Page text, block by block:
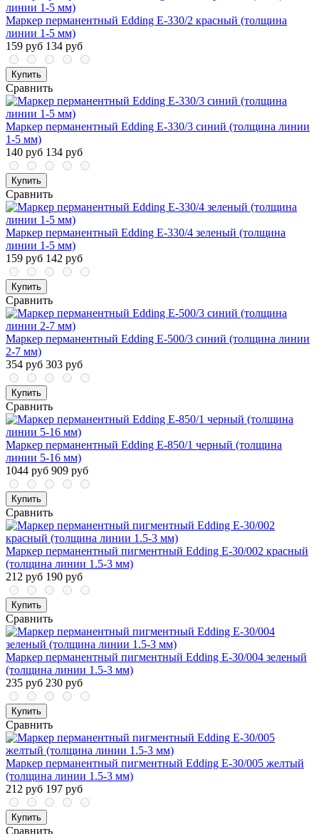
Маркер перманентный Edding E-330/2 красный (толщина
линии 1-5 мм)
159 руб 134 руб
Купить
Сравнить
Маркер перманентный Edding E-330/3 синий (толщина линии
1-5 мм)
140 руб 134 руб
Купить
Сравнить
Маркер перманентный Edding E-330/4 зеленый (толщина
линии 1-5 мм)
159 руб 142 руб
Купить
Сравнить
Маркер перманентный Edding E-500/3 синий (толщина линии
2-7 мм)
354 руб 303 руб
Купить
Сравнить
Маркер перманентный Edding E-850/1 черный (толщина
линии 5-16 мм)
1044 руб 909 руб
Купить
Сравнить
Маркер перманентный пигментный Edding E-30/002 красный
(толщина линии 1.5-3 мм)
212 руб 190 руб
Купить
Сравнить
Маркер перманентный пигментный Edding E-30/004 зеленый
(толщина линии 1.5-3 мм)
235 руб 230 руб
Купить
Сравнить
Маркер перманентный пигментный Edding E-30/005 желтый
(толщина линии 1.5-3 мм)
212 руб 197 руб
Купить
Сравнить